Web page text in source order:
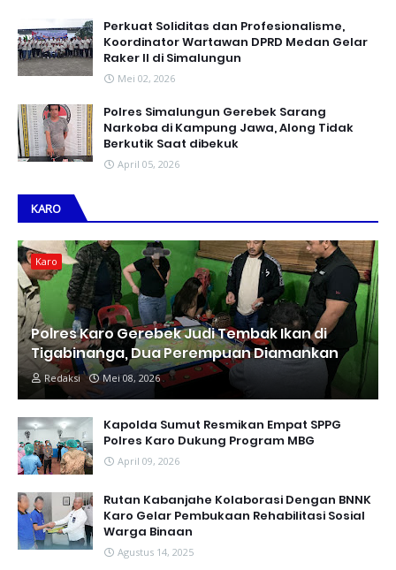
Perkuat Soliditas dan Profesionalisme,
Koordinator Wartawan DPRD Medan Gelar
Raker II di Simalungun
Mei 02, 2026
Polres Simalungun Gerebek Sarang
Narkoba di Kampung Jawa, Along Tidak
Berkutik Saat dibekuk
April 05, 2026
KARO
Karo
Polres Karo Gerebek Judi Tembak Ikan di
Tigabinanga, Dua Perempuan Diamankan
Redaksi Mei 08, 2026
Kapolda Sumut Resmikan Empat SPPG
Polres Karo Dukung Program MBG
April 09, 2026
Rutan Kabanjahe Kolaborasi Dengan BNNK
Karo Gelar Pembukaan Rehabilitasi Sosial
Warga Binaan
Agustus 14, 2025